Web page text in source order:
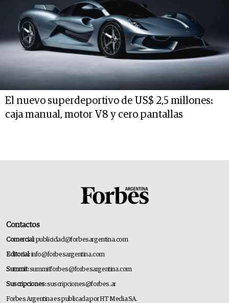
El nuevo superdeportivo de US$ 2,5 millones:
caja manual, motor V8 y cero pantallas
Contactos
Comercial:publicidad@forbesargentina.com
Editorial:info@forbesargentina.com
Summit:summitforbes@forbesargentina.com
Suscripciones:suscripciones@forbes.ar
Forbes Argentina es publicada por HT Media SA.